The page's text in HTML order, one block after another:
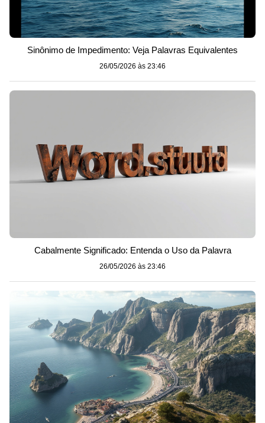
Sinônimo de Impedimento: Veja Palavras Equivalentes
26/05/2026 às 23:46
Cabalmente Significado: Entenda o Uso da Palavra
26/05/2026 às 23:46